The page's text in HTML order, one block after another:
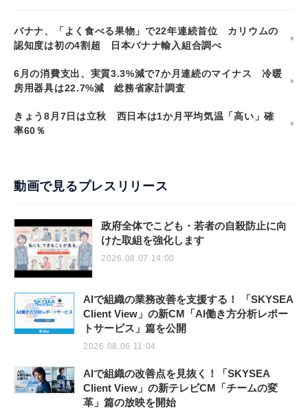
バナナ、「よく食べる果物」で22年連続首位 カリウムの
認知度は初の4割超 日本バナナ輸入組合調べ
6月の消費支出、実質3.3%減で7か月連続のマイナス 冷暖
房用器具は22.7%減 総務省家計調査
きょう8月7日は立秋 西日本は1か月平均気温「高い」確
率60％
動画で見るプレスリリース
政府全体でこども・若者の自殺防止に向
けた取組を強化します
2026.08.07 14:00
AIで組織の業務改善を支援する！ 「SKYSEA
Client View」の新CM「AI働き方分析レポー
トサービス」篇を公開
2026.08.06 11:04
AIで組織の改善点を見抜く！「SKYSEA
Client View」の新テレビCM「チームの変
革」篇の放映を開始